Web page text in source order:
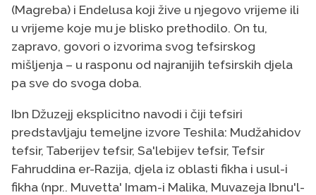
(Magreba) i Endelusa koji žive u njegovo vrijeme ili
u vrijeme koje mu je blisko prethodilo. On tu,
zapravo, govori o izvorima svog tefsirskog
mišljenja – u rasponu od najranijih tefsirskih djela
pa sve do svoga doba.
Ibn Džuzejj eksplicitno navodi i čiji tefsiri
predstavljaju temeljne izvore Teshila: Mudžahidov
tefsir, Taberijev tefsir, Sa'lebijev tefsir, Tefsir
Fahruddina er-Razija, djela iz oblasti fikha i usul-i
fikha (npr.. Muvetta' Imam-i Malika, Muvazeja Ibnu'l-